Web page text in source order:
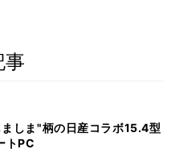
事
しま"柄の日産コラボ15.4型
トPC